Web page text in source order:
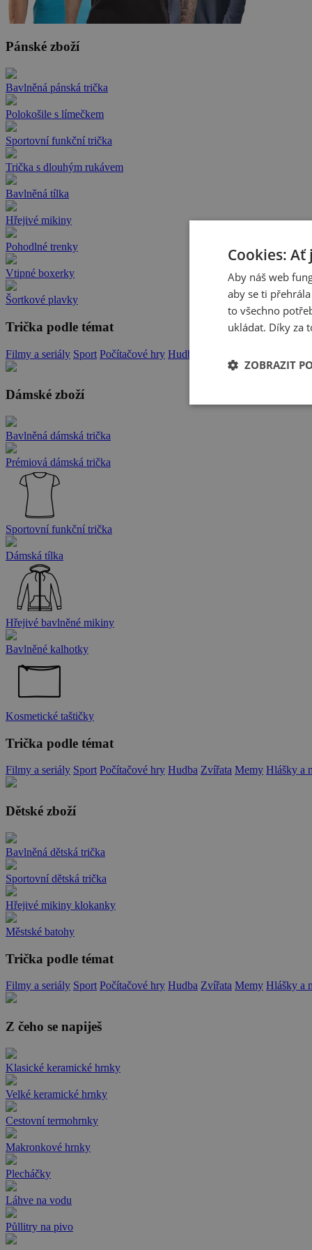
Pánské zboží
Bavlněná pánská trička
Polokošile s límečkem
Sportovní funkční trička
Trička s dlouhým rukávem
Bavlněná tílka
Hřejivé mikiny
Pohodlné trenky
Vtipné boxerky
Šortkové plavky
Trička podle témat
Filmy a seriály Sport Počítačové hry Hudba
Dámské zboží
Bavlněná dámská trička
Prémiová dámská trička
Sportovní funkční trička
Dámská tílka
Hřejivé bavlněné mikiny
Bavlněné kalhotky
Kosmetické taštičky
Trička podle témat
Filmy a seriály Sport Počítačové hry Hudba Zvířata Memy Hlášky a
Dětské zboží
Bavlněná dětská trička
Sportovní dětská trička
Hřejivé mikiny klokanky
Městské batohy
Trička podle témat
Filmy a seriály Sport Počítačové hry Hudba Zvířata Memy Hlášky a
Z čeho se napiješ
Klasické keramické hrnky
Velké keramické hrnky
Cestovní termohrnky
Makronkové hrnky
Plecháčky
Láhve na vodu
Půllitry na pivo
Cookies: Ať
Aby náš web
aby se ti
to všechno
ukládat. Díky za
ZOBRAZIT